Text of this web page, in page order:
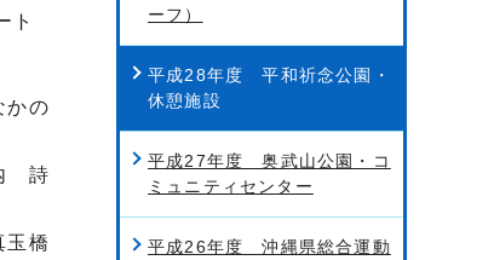
ト
かの
詩
玉橋
ーフ）
平成28年度 平和祈念公園・
休憩施設
平成27年度 奥武山公園・コ
ミュニティセンター
平成26年度 沖縄県総合運動